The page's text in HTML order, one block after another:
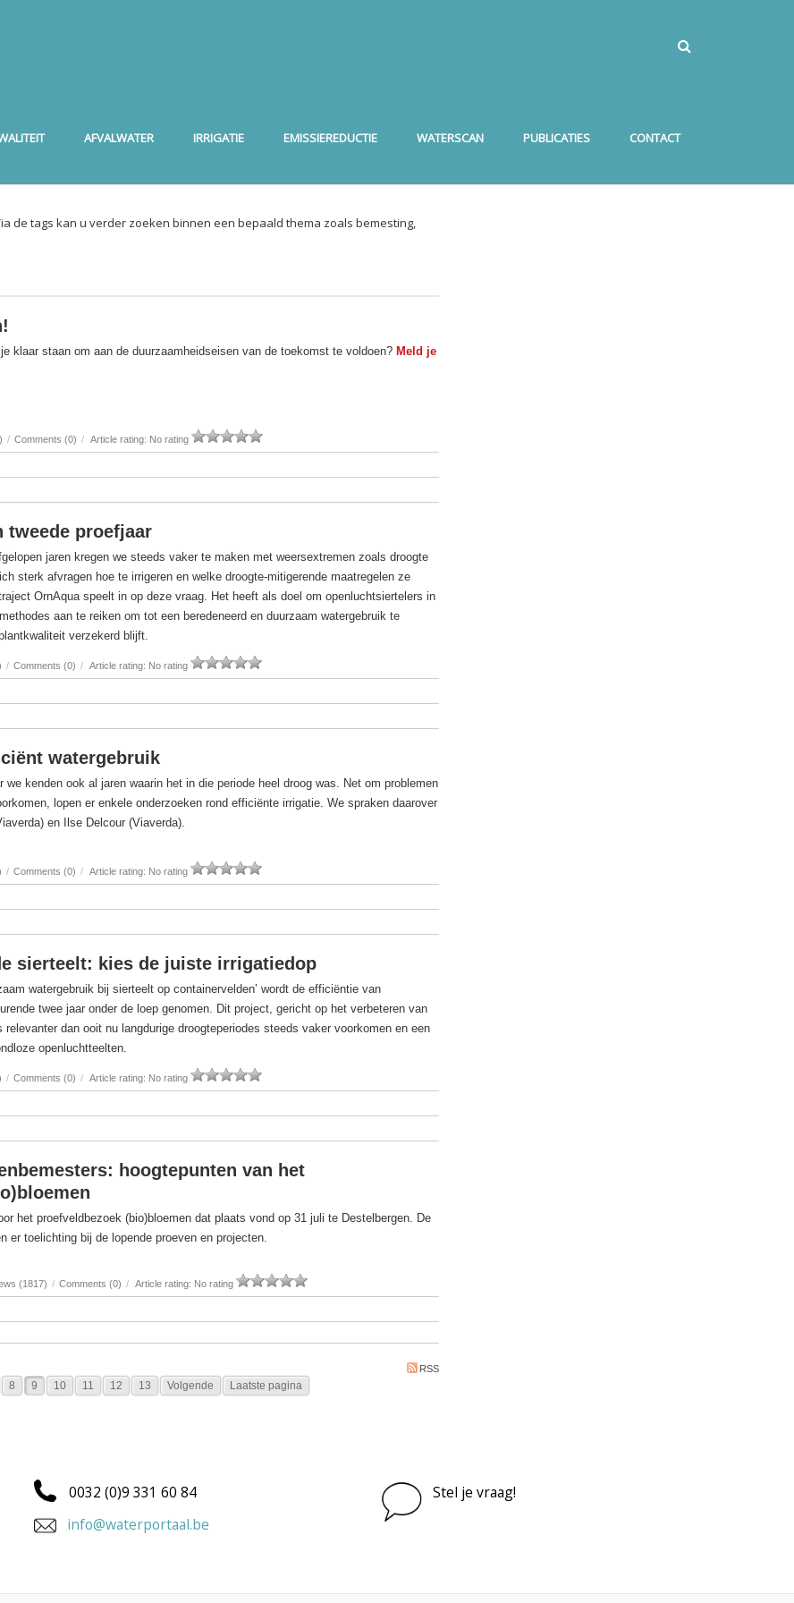
AFVALWATER IRRIGATIE EMISSIEREDUCTIE WATERSCAN PUBLICATIES CONTACT
de tags kan u verder zoeken binnen een bepaald thema zoals bemesting,
klaar staan om aan de duurzaamheidseisen van de toekomst te voldoen? Meld je
/ Comments (0) / Article rating: No rating
tweede proefjaar
jaren kregen we steeds vaker te maken met weersextremen zoals droogte
sterk afvragen hoe te irrigeren en welke droogte-mitigerende maatregelen ze
OrnAqua speelt in op deze vraag. Het heeft als doel om openluchtsiertelers in
aan te reiken om tot een beredeneerd en duurzaam watergebruik te
verzekerd blijft.
/ Comments (0) / Article rating: No rating
watergebruik
we kenden ook al jaren waarin het in die periode heel droog was. Net om problemen
lopen er enkele onderzoeken rond efficiënte irrigatie. We spraken daarover
en Ilse Delcour (Viaverda).
/ Comments (0) / Article rating: No rating
sierteelt: kies de juiste irrigatiedop
watergebruik bij sierteelt op containervelden’ wordt de efficiëntie van
twee jaar onder de loep genomen. Dit project, gericht op het verbeteren van
relevanter dan ooit nu langdurige droogteperiodes steeds vaker voorkomen en een
openluchtteelten.
/ Comments (0) / Article rating: No rating
hoogtepunten van het
het proefveldbezoek (bio)bloemen dat plaats vond op 31 juli te Destelbergen. De
er toelichting bij de lopende proeven en projecten.
(1817) / Comments (0) / Article rating: No rating
RSS
8 9 10 11 12 13 Volgende Laatste pagina
0032 (0)9 331 60 84
info@waterportaal.be
Stel je vraag!